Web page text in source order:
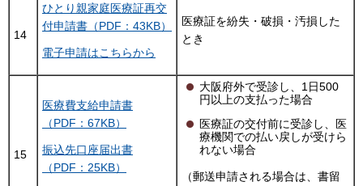
14
ひとり親家庭医療証再交
付申請書（PDF：43KB）
電子申請はこちらから
医療証を紛失・破損・汚損した
とき
15
医療費支給申請書
（PDF：67KB）
振込先口座届出書
（PDF：25KB）
大阪府外で受診し、1日500
円以上の支払った場合
医療証の交付前に受診し、医
療機関での払い戻しが受けら
れない場合
（郵送申請される場合は、書留